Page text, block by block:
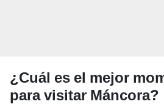
¿Cuál es el mejor
para visitar Máncora?